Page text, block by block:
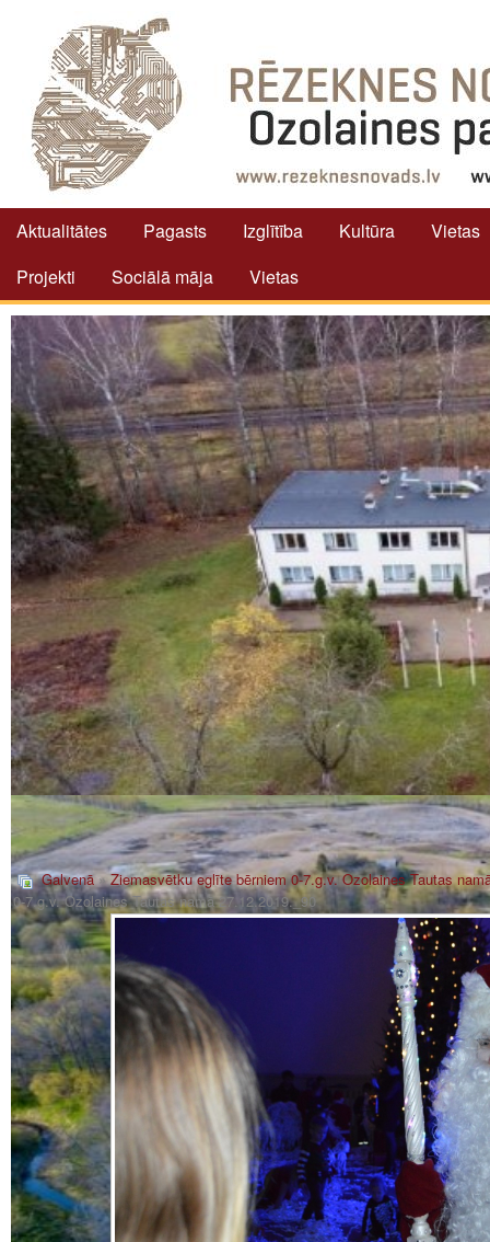
Aktualitātes Pagasts Izglītība Kultūra
Vietas
Projekti
Sociālā māja Vietas
Galvenā»Ziemasvētku eglīte bērniem 0-7.g.v. Ozolaines Tautas
0-7.g.v. Ozolaines Tautas namā 27.12.2019._90